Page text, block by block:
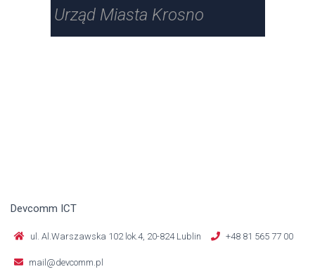
Urząd Miasta Krosno
Devcomm ICT
ul. Al.Warszawska 102 lok.4, 20-824 Lublin +48 81 565 77 00
mail@devcomm.pl